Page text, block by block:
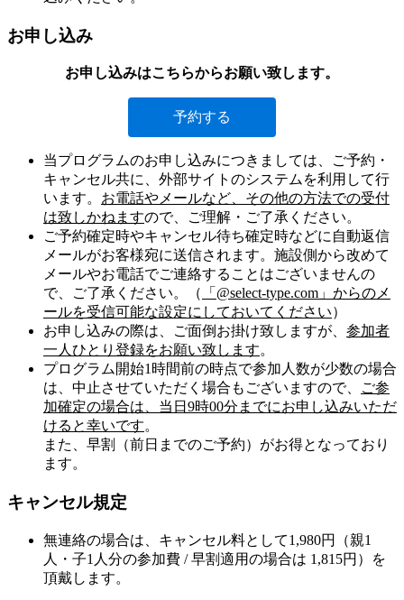
お申し込み
お申し込みはこちらからお願い致します。
予約する
当プログラムのお申し込みにつきましては、ご予約・
キャンセル共に、外部サイトのシステムを利用して行
います。 お電話やメールなど、その他の方法での受付
は致しかねますので、ご理解・ご了承ください。
ご予約確定時やキャンセル待ち確定時などに自動返信
メールがお客様宛に送信されます。施設側から改めて
メールやお電話でご連絡することはございませんの
で、ご了承ください。（
「@select-type.com」からのメ
ールを受信可能な設定にしておいてください）
お申し込みの際は、ご面倒お掛け致しますが、 参加者
一人ひとり登録をお願い致します。
プログラム開始1時間前の時点で参加人数が少数の場合
は、中止させていただく場合もございますので、
ご参
加確定の場合は、当日9時00分までにお申し込みいただ
けると幸いです。
また、 早割（前日までのご予約）がお得となっており
ます。
キャンセル規定
無連絡の場合は、キャンセル料として1,980円（親1
人・子1人分の参加費 / 早割適用の場合は 1,815円）を
頂戴します。